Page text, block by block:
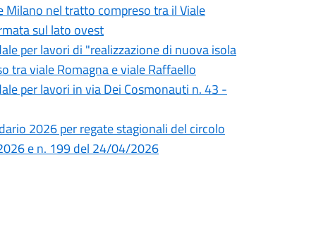
Milano nel tratto compreso tra il Viale
sul lato ovest
per lavori di "realizzazione di nuova isola
tra viale Romagna e viale Raffaello
per lavori in via Dei Cosmonauti n. 43 -
2026 per regate stagionali del circolo
e n. 199 del 24/04/2026